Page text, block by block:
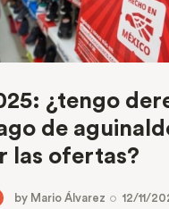
¿tengo
de
las ofertas?
by Mario Álvarez 12/11/